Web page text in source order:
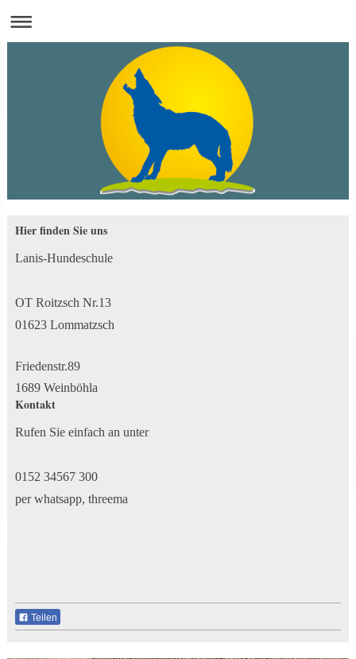
Hier finden Sie uns
Lanis-Hundeschule
OT Roitzsch Nr.13
01623 Lommatzsch
Friedenstr.89
1689 Weinböhla
Kontakt
Rufen Sie einfach an unter
0152 34567 300
per whatsapp, threema
Teilen